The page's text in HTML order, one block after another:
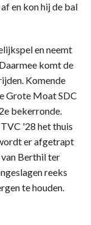
en kon hij de bal
en neemt
komt de
Komende
Grote Moat SDC
bekerronde.
'28 het thuis
er afgetrapt
Berthil ter
reeks
te houden.